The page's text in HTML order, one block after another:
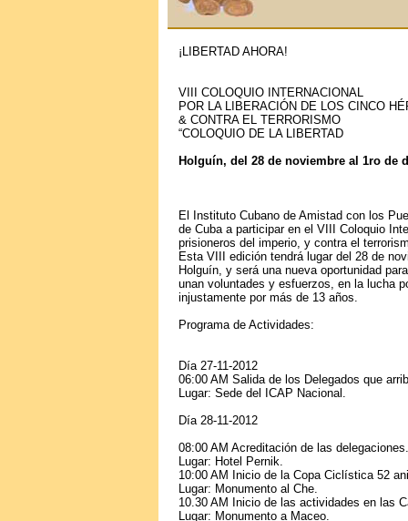
¡LIBERTAD AHORA!
VIII COLOQUIO INTERNACIONAL
POR LA LIBERACIÓN DE LOS CINCO
& CONTRA EL TERRORISMO
“COLOQUIO DE LA LIBERTAD
Holguín, del 28 de noviembre al 1ro de
El Instituto Cubano de Amistad con los
de Cuba a participar en el VIII Coloquio
prisioneros del imperio, y contra el
Esta VIII edición tendrá lugar del 28 de
Holguín, y será una nueva oportunidad
unan voluntades y esfuerzos, en la lucha
injustamente por más de 13 años.
Programa de Actividades:
Día 27-11-2012
06:00 AM Salida de los Delegados que
Lugar: Sede del ICAP Nacional.
Día 28-11-2012
08:00 AM Acreditación de las delegaciones.
Lugar: Hotel Pernik.
10:00 AM Inicio de la Copa Ciclística 52
Lugar: Monumento al Che.
10.30 AM Inicio de las actividades en las
Lugar: Monumento a Maceo.